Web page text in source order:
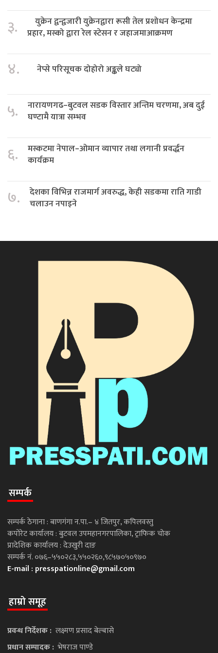
३.
युक्रेन द्वन्द्वजारी युक्रेनद्वारा रूसी तेल प्रशोधन केन्द्रमा
प्रहार, मस्को द्वारा रेल स्टेसन र जहाजमाआक्रमण
४. नेप्से परिसूचक दोहोरो अङ्कले घट्यो
५.
नारायणगढ–बुटवल सडक विस्तार अन्तिम चरणमा, अब दुई
घण्टामै यात्रा सम्भव
६.
मस्कटमा नेपाल–ओमान व्यापार तथा लगानी प्रवर्द्धन
कार्यक्रम
७.
देशका विभिन्न राजमार्ग अवरुद्ध, केही सडकमा राति गाडी
चलाउन नपाइने
सम्पर्क
सम्पर्क ठेगाना : बाणगंगा न.पा.– ४ जितपुर, कपिलवस्तु
कपोरेट कार्यालय : बुटवल उपमहानगरपालिका, ट्राफिक चोक
प्रादेशिक कार्यालय : देउखुरी दाङ
सम्पर्क नं. ०७६–५५०२८३,५५०२६०,९८५७०५०९७०
E-mail : presspationline@gmail.com
हाम्रो समूह
प्रवन्ध निर्देशक : लक्ष्मण प्रसाद बेल्बासे
प्रधान सम्पादक : भेषराज पाण्डे